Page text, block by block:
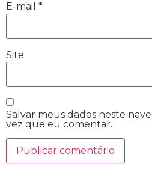
E-mail *
Site
Salvar meus dados neste
vez que eu comentar.